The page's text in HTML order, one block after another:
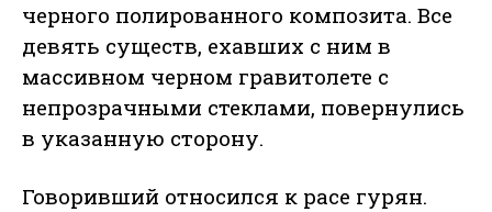
черного полированного композита. Все
девять существ, ехавших с ним в
массивном черном гравитолете с
непрозрачными стеклами, повернулись
в указанную сторону.
Говоривший относился к расе гурян.